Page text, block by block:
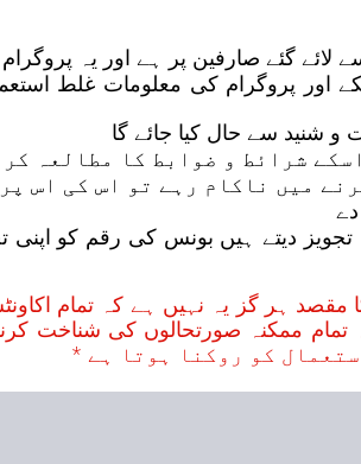
اور پروگرام کی معلومات غلط
و شنید سے حال کیا جائے گا
شرائط و ضوابط کا مطالعہ
میں ناکام رہے تو اس کی اس
منسوخ کردے ہم یہ تجویز دیتے ہیں بونس کی
ہر گز یہ نہیں ہے کہ تمام
ممکنہ صورتحالوں کی شناخت